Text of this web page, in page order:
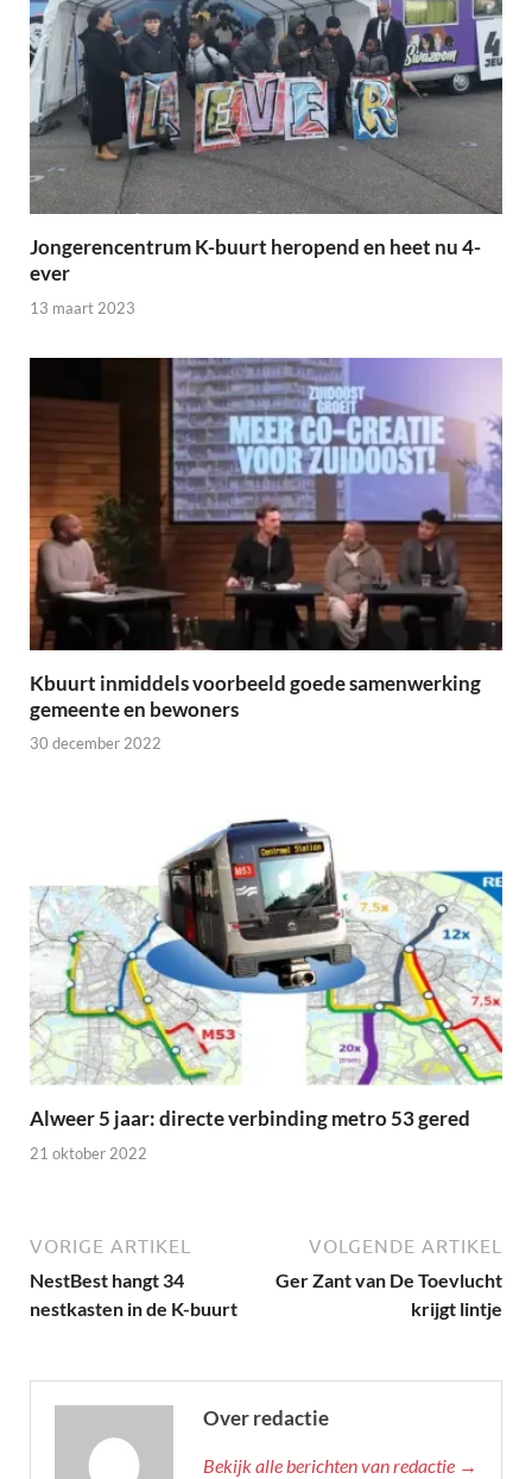
Jongerencentrum K-buurt heropend en heet nu 4-
ever
13 maart 2023
Kbuurt inmiddels voorbeeld goede samenwerking
gemeente en bewoners
30 december 2022
Alweer 5 jaar: directe verbinding metro 53 gered
21 oktober 2022
VORIGE ARTIKEL
NestBest hangt 34
nestkasten in de K-buurt
VOLGENDE ARTIKEL
Ger Zant van De Toevlucht
krijgt lintje
Over redactie
Bekijk alle berichten van redactie →